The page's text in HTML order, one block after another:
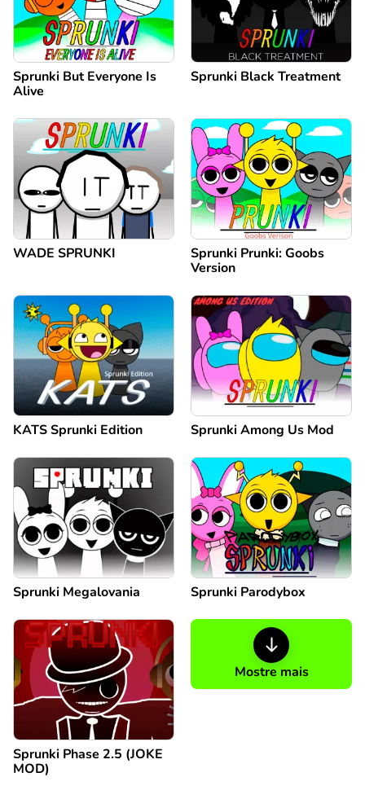
Sprunki But Everyone Is
Alive
Sprunki Black Treatment
WADE SPRUNKI
Sprunki Prunki: Goobs
Version
KATS Sprunki Edition Sprunki Among Us Mod
Sprunki Megalovania Sprunki Parodybox
Sprunki Phase 2.5 (JOKE
MOD)
Mostre mais